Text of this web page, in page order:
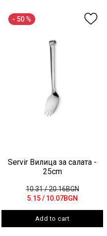
- 50 %
Servir Вилица за салата -
25cm
10.31/ 20.16BGN
5.15/ 10.07BGN
Add to cart